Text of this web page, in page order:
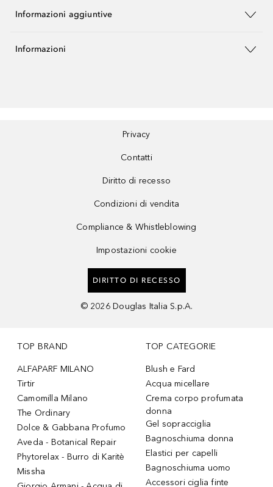
Informazioni aggiuntive
Informazioni
Privacy
Contatti
Diritto di recesso
Condizioni di vendita
Compliance & Whistleblowing
Impostazioni cookie
DIRITTO DI RECESSO
© 2026 Douglas Italia S.p.A.
TOP BRAND
ALFAPARF MILANO
Tirtir
Camomilla Milano
The Ordinary
Dolce & Gabbana Profumo
Aveda - Botanical Repair
Phytorelax - Burro di Karitè
Missha
TOP CATEGORIE
Blush e Fard
Acqua micellare
Crema corpo profumata
donna
Gel sopracciglia
Bagnoschiuma donna
Elastici per capelli
Bagnoschiuma uomo
Accessori ciglia finte